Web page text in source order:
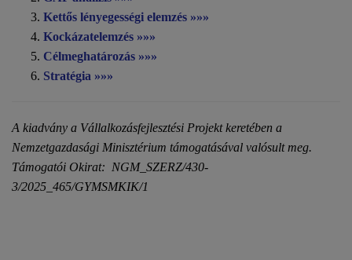
Kettős lényegességi elemzés »»»
Kockázatelemzés »»»
Célmeghatározás »»»
Stratégia »»»
A kiadvány a Vállalkozásfejlesztési Projekt keretében a
Nemzetgazdasági Minisztérium támogatásával valósult meg.
Támogatói Okirat: NGM_SZERZ/430-
3/2025_465/GYMSMKIK/1